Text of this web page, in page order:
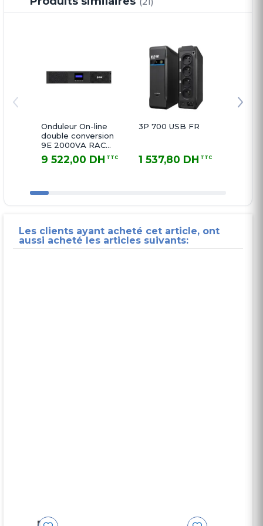
Onduleur On-line
double conversion
9E 2000VA RACK
9E2000IR
9 522,00 DH TTC
3P 700 USB FR
1 537,80 DH TTC
Les clients ayant acheté cet article, ont
aussi acheté les articles suivants: